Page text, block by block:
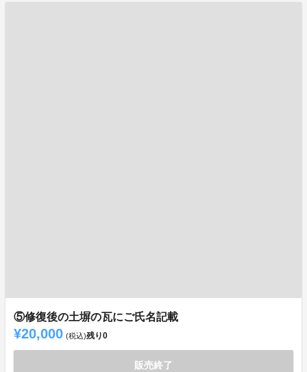
⑤修復後の土塀の瓦にご氏名記載
¥20,000 (税込)残り0
販売終了